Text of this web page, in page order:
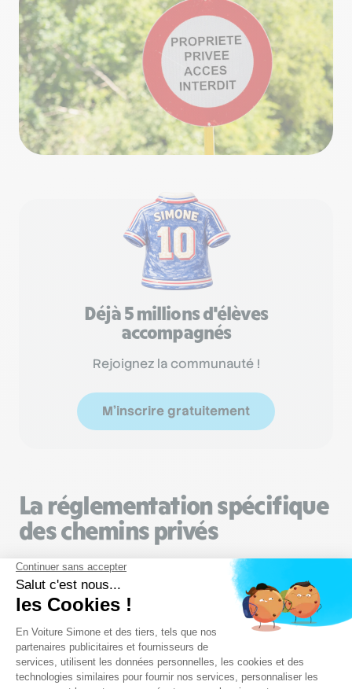
Déjà 5 millions d'élèves
accompagnés
Rejoignez la communauté !
M'inscrire gratuitement
La réglementation spécifique
des chemins privés
Lorsque l’accès à la voie privée est interdit, le code
de la route n’entre pas en vigueur. Cependant, le
Code de la voirie routière précise que les chemins
ruraux non ouverts à la circulation sont soumis
aux règles de droit commun en matière de
propriété. Bien entendu, sur une voie privée
ouverte à la circulation publique, c’est le code de la